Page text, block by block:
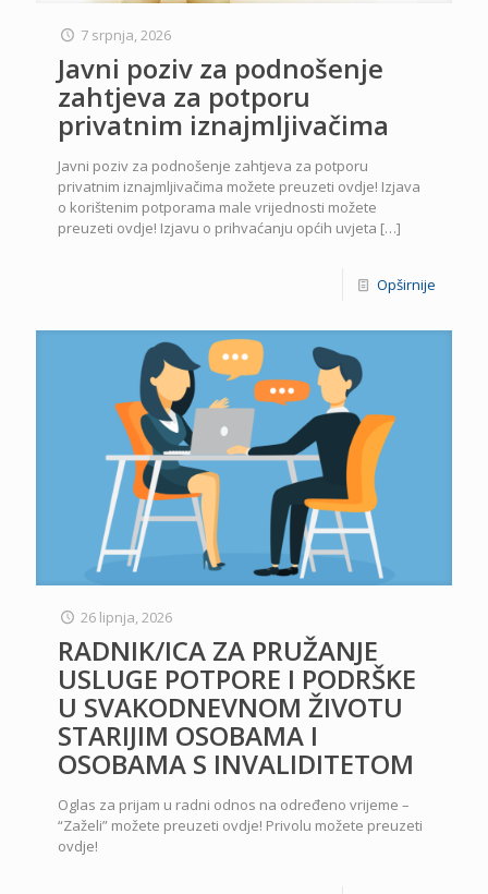
7 srpnja, 2026
Javni poziv za podnošenje
zahtjeva za potporu
privatnim iznajmljivačima
Javni poziv za podnošenje zahtjeva za potporu
privatnim iznajmljivačima možete preuzeti ovdje! Izjava
o korištenim potporama male vrijednosti možete
preuzeti ovdje! Izjavu o prihvaćanju općih uvjeta […]
Opširnije
26 lipnja, 2026
RADNIK/ICA ZA PRUŽANJE
USLUGE POTPORE I PODRŠKE
U SVAKODNEVNOM ŽIVOTU
STARIJIM OSOBAMA I
OSOBAMA S INVALIDITETOM
Oglas za prijam u radni odnos na određeno vrijeme –
“Zaželi” možete preuzeti ovdje! Privolu možete preuzeti
ovdje!